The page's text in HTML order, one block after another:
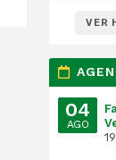
VER
04
AGO